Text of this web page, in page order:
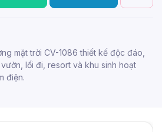
mặt trời CV-1086 thiết kế độc đáo,
lối đi, resort và khu sinh hoạt
điện.